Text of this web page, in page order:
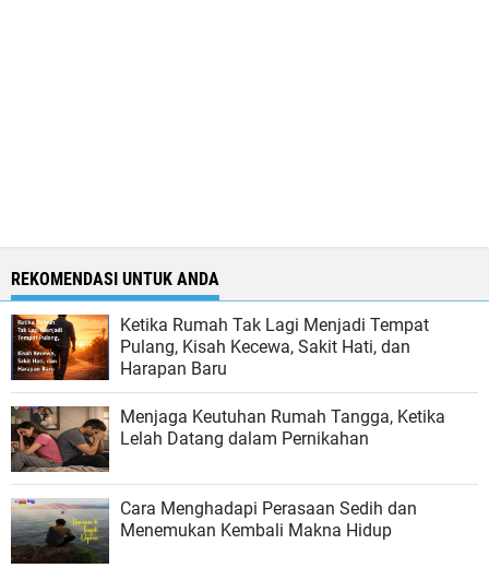
REKOMENDASI UNTUK ANDA
Ketika Rumah Tak Lagi Menjadi Tempat
Pulang, Kisah Kecewa, Sakit Hati, dan
Harapan Baru
Menjaga Keutuhan Rumah Tangga, Ketika
Lelah Datang dalam Pernikahan
Cara Menghadapi Perasaan Sedih dan
Menemukan Kembali Makna Hidup